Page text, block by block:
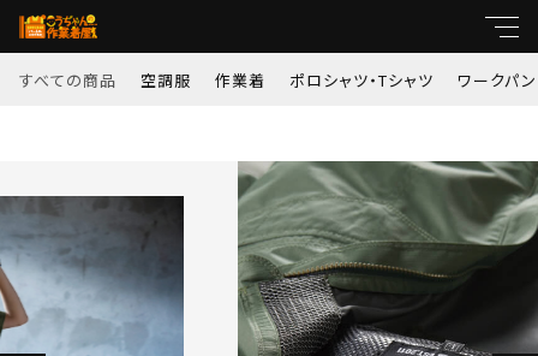
すべての商品 空調服 作業着 ポロシャツ・Tシャツ ワークパ
数量
（税込）
すべて
空調服
作業着
子カテゴリ